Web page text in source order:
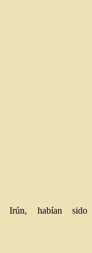
Irún, habían sido